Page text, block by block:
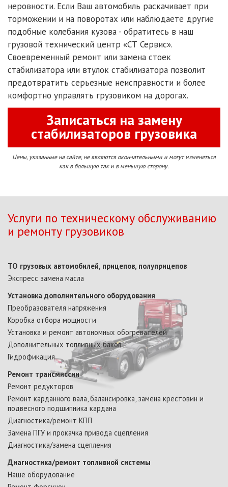
неровности. Если Ваш автомобиль раскачивает при
торможении и на поворотах или наблюдаете другие
подобные колебания кузова - обратитесь в наш
грузовой технический центр «СТ Сервис».
Своевременный ремонт или замена стоек
стабилизатора или втулок стабилизатора позволит
предотвратить серьезные неисправности и более
комфортно управлять грузовиком на дорогах.
Записаться на замену
стабилизаторов грузовика
Цены, указанные на сайте, не являются окончательными и могут изменяться
как в большую так и в меньшую сторону.
Услуги по техническому обслуживанию
и ремонту грузовиков
ТО грузовых автомобилей, прицепов, полуприцепов
Экспресс замена масла
Установка дополнительного оборудования
Преобразователя напряжения
Коробка отбора мощности
Установка и ремонт автономных обогревателей
Дополнительных топливных баков
Гидрофикация
Ремонт трансмиссии
Ремонт редукторов
Ремонт карданного вала, балансировка, замена крестовин и
подвесного подшипника кардана
Диагностика/ремонт КПП
Замена ПГУ и прокачка привода сцепления
Диагностика/замена сцепления
Диагностика/ремонт топливной системы
Наше оборудование